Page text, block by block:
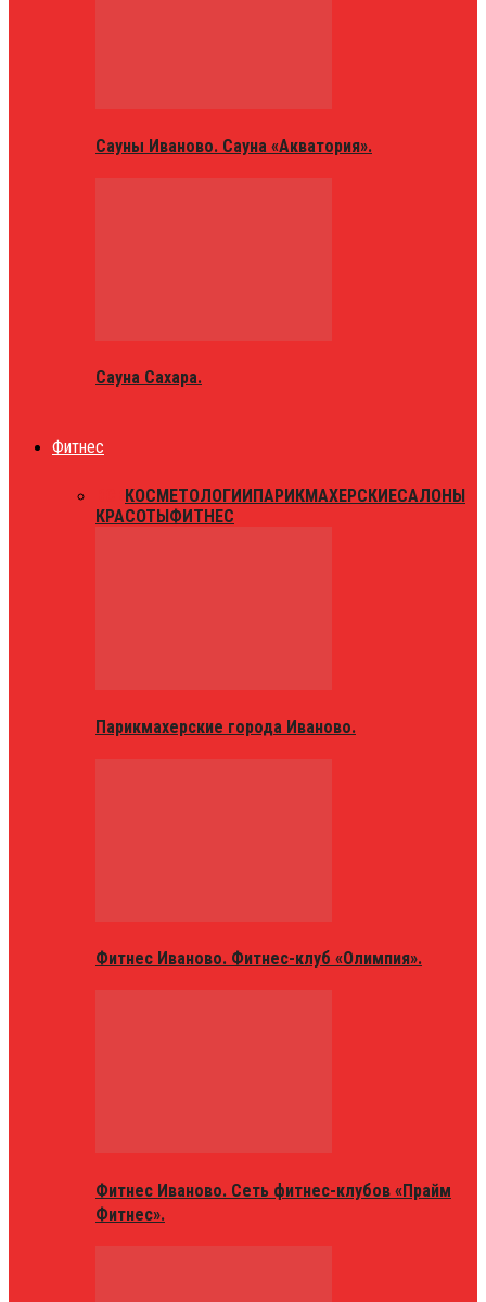
Сауны Иваново. Сауна «Акватория».
Сауна Сахара.
Фитнес
КОСМЕТОЛОГИИПАРИКМАХЕРСКИЕСАЛОНЫ
КРАСОТЫФИТНЕС
Парикмахерские города Иваново.
Фитнес Иваново. Фитнес-клуб «Олимпия».
Фитнес Иваново. Сеть фитнес-клубов «Прайм
Фитнес».